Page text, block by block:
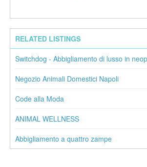
RELATED LISTINGS
Switchdog - Abbigliamento di lusso in
Negozio Animali Domestici Napoli
Code alla Moda
ANIMAL WELLNESS
Abbigliamento a quattro zampe